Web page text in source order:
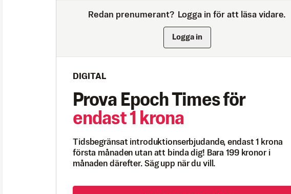
Redan prenumerant? Logga in för att läsa vidare.
Logga in
DIGITAL
Prova Epoch Times för
endast 1 krona
Tidsbegränsat introduktionserbjudande, endast 1 krona
första månaden utan att binda dig! Bara 199 kronor i
månaden därefter. Säg upp när du vill.